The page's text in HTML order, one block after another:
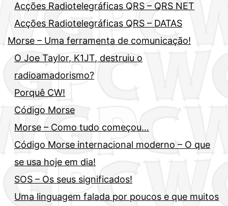
Acções Radiotelegráficas QRS – QRS NET
Acções Radiotelegráficas QRS – DATAS
Morse – Uma ferramenta de comunicação!
O Joe Taylor, K1JT, destruiu o
radioamadorismo?
Porquê CW!
Código Morse
Morse – Como tudo começou…
Código Morse internacional moderno – O que
se usa hoje em dia!
SOS – Os seus significados!
Uma linguagem falada por poucos e que muitos